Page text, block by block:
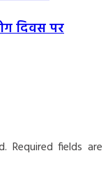
दिवस पर
Required fields are